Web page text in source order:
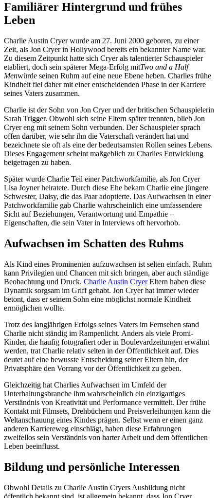
Familiärer Hintergrund und frühes
Leben
Charlie Austin Cryer wurde am 27. Juni 2000 geboren, zu einer
Zeit, als Jon Cryer in Hollywood bereits ein bekannter Name war.
Zu diesem Zeitpunkt hatte sich Cryer als talentierter Schauspieler
etabliert, doch sein späterer Mega-Erfolg mitTwo and a Half
Menwürde seinen Ruhm auf eine neue Ebene heben. Charlies frühe
Kindheit fiel daher mit einer entscheidenden Phase in der Karriere
seines Vaters zusammen.
Charlie ist der Sohn von Jon Cryer und der britischen Schauspielerin
Sarah Trigger. Obwohl sich seine Eltern später trennten, blieb Jon
Cryer eng mit seinem Sohn verbunden. Der Schauspieler sprach
offen darüber, wie sehr ihn die Vaterschaft verändert hat und
bezeichnete sie oft als eine der bedeutsamsten Rollen seines Lebens.
Dieses Engagement scheint maßgeblich zu Charlies Entwicklung
beigetragen zu haben.
Später wurde Charlie Teil einer Patchworkfamilie, als Jon Cryer
Lisa Joyner heiratete. Durch diese Ehe bekam Charlie eine jüngere
Schwester, Daisy, die das Paar adoptierte. Das Aufwachsen in einer
Patchworkfamilie gab Charlie wahrscheinlich eine umfassendere
Sicht auf Beziehungen, Verantwortung und Empathie –
Eigenschaften, die sein Vater in Interviews oft hervorhob.
Aufwachsen im Schatten des Ruhms
Als Kind eines Prominenten aufzuwachsen ist selten einfach. Ruhm
kann Privilegien und Chancen mit sich bringen, aber auch ständige
Beobachtung und Druck. Charlie Austin CryerEltern haben diese
Dynamik sorgsam im Griff gehabt. Jon Cryer hat immer wieder
betont, dass er seinem Sohn eine möglichst normale Kindheit
ermöglichen wollte.
Trotz des langjährigen Erfolgs seines Vaters im Fernsehen stand
Charlie nicht ständig im Rampenlicht. Anders als viele Promi-
Kinder, die häufig fotografiert oder in Boulevardzeitungen erwähnt
werden, trat Charlie relativ selten in der Öffentlichkeit auf. Dies
deutet auf eine bewusste Entscheidung seiner Eltern hin, der
Privatsphäre den Vorrang vor der Öffentlichkeit zu geben.
Gleichzeitig hat Charlies Aufwachsen im Umfeld der
Unterhaltungsbranche ihm wahrscheinlich ein einzigartiges
Verständnis von Kreativität und Performance vermittelt. Der frühe
Kontakt mit Filmsets, Drehbüchern und Preisverleihungen kann die
Weltanschauung eines Kindes prägen. Selbst wenn er einen ganz
anderen Karriereweg einschlägt, haben diese Erfahrungen
zweifellos sein Verständnis von harter Arbeit und dem öffentlichen
Leben beeinflusst.
Bildung und persönliche Interessen
Obwohl Details zu Charlie Austin Cryers Ausbildung nicht
öffentlich bekannt sind, ist allgemein bekannt, dass Jon Cryer